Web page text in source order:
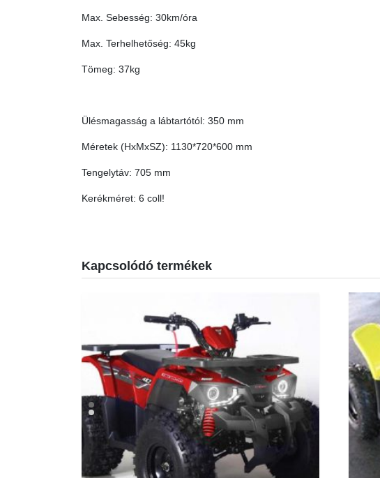
Max. Sebesség: 30km/óra
Max. Terhelhetőség: 45kg
Tömeg: 37kg
Ülésmagasság a lábtartótól: 350 mm
Méretek (HxMxSZ): 1130*720*600 mm
Tengelytáv: 705 mm
Kerékméret: 6 coll!
Kapcsolódó termékek